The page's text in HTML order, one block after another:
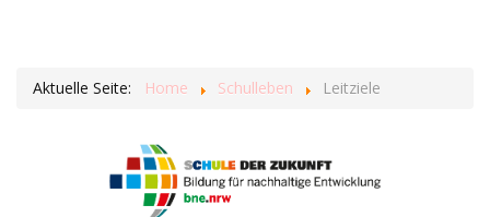
Aktuelle Seite: Home Schulleben Leitziele